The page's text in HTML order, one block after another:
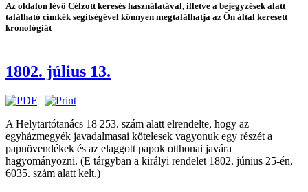
Az oldalon lévő Célzott keresés használatával, illetve a bejegyzések alatt
található címkék segítségével könnyen megtalálhatja az Ön által keresett
kronológiát
1802. július 13.
|
A Helytartótanács 18 253. szám alatt elrendelte, hogy az
egyházmegyék javadalmasai kötelesek vagyonuk egy részét a
papnövendékek és az elaggott papok otthonai javára
hagyományozni. (E tárgyban a királyi rendelet 1802. június 25-én,
6035. szám alatt kelt.)